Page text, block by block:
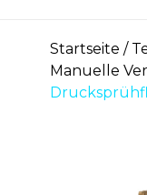
Startseite
Manuelle